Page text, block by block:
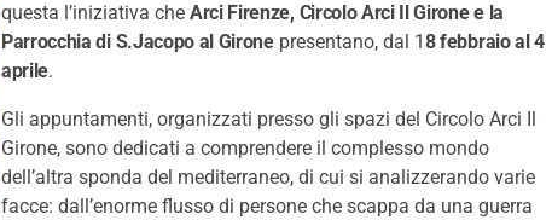
questa l’iniziativa che Arci Firenze, Circolo Arci Il Girone e la
Parrocchia di S.Jacopo al Gironepresentano, dal 1 8 febbraio al 4
aprile.
Gli appuntamenti, organizzati presso gli spazi del Circolo Arci Il
Girone, sono dedicati a comprendere il complesso mondo
dell’altra sponda del mediterraneo, di cui si analizzerando varie
facce: dall’enorme flusso di persone che scappa da una guerra